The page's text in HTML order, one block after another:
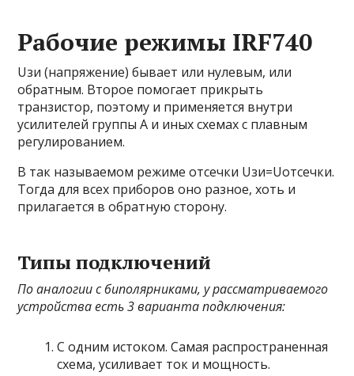
Рабочие режимы IRF740
Uзи (напряжение) бывает или нулевым, или
обратным. Второе помогает прикрыть
транзистор, поэтому и применяется внутри
усилителей группы А и иных схемах с плавным
регулированием.
В так называемом режиме отсечки Uзи=Uотсечки.
Тогда для всех приборов оно разное, хоть и
прилагается в обратную сторону.
Типы подключений
По аналогии с биполярниками, у рассматриваемого
устройства есть 3 варианта подключения:
С одним истоком. Самая распространенная
схема, усиливает ток и мощность.